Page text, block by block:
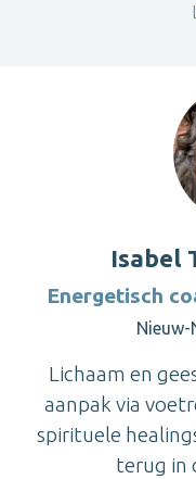
Isabel
Energetisch
Nieuw-
Lichaam en
aanpak via
spirituele
terug in